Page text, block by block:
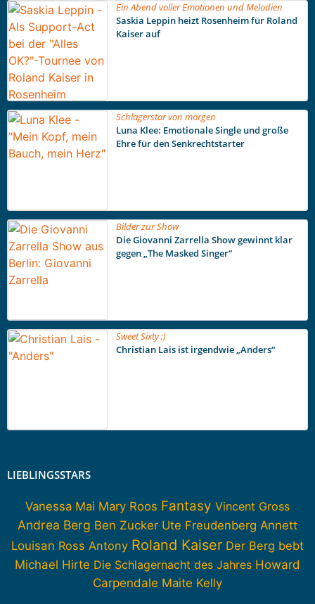
Ein Abend voller Emotionen und Melodien
Saskia Leppin heizt Rosenheim für Roland
Kaiser auf
Schlagerstar von morgen
Luna Klee: Emotionale Single und große
Ehre für den Senkrechtstarter
Bilder zur Show
Die Giovanni Zarrella Show gewinnt klar
gegen „The Masked Singer“
Sweet Sixty ;)
Christian Lais ist irgendwie „Anders“
LIEBLINGSSTARS
Vanessa Mai Mary Roos Fantasy Vincent Gross
Andrea Berg Ben Zucker Ute Freudenberg Annett
Louisan Ross Antony Roland Kaiser Der Berg bebt
Michael Hirte Die Schlagernacht des Jahres Howard
Carpendale Maite Kelly